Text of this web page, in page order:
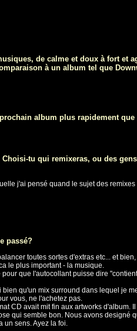
de calme et doux à fort et
à un album tel que
album plus rapidement que
tu qui remixeras, ou des
j'ai pensé quand le sujet des
passé?
toutes sortes d'extras etc... et
le plus important - la musique.
que l'autocollant puisse dire
qu'un mix surround dans lequel je
vous, ne l'achetez pas.
CD avait mit fin aux artworks d'album.
qui semble bon. Nous avons designé
un sens. Ayez la foi.